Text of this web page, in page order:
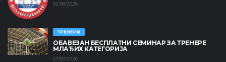
02/08/2026
ТРЕНЕРИ
ОБАВЕЗАН БЕСПЛАТНИ СЕМИНАР ЗА ТРЕНЕРЕ
МЛАЂИХ КАТЕГОРИЈА
27/07/2026